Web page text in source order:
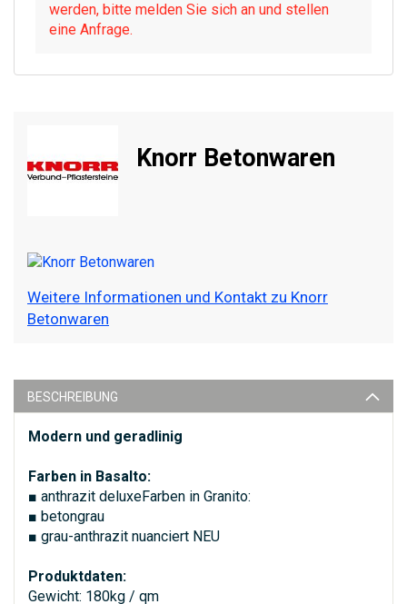
werden, bitte melden Sie sich an und stellen
eine Anfrage.
Knorr Betonwaren
Weitere Informationen und Kontakt zu Knorr
Betonwaren
BESCHREIBUNG
Modern und geradlinig
Farben in Basalto:
■ anthrazit deluxeFarben in Granito:
■ betongrau
■ grau-anthrazit nuanciert NEU
Produktdaten:
Gewicht: 180kg / qm